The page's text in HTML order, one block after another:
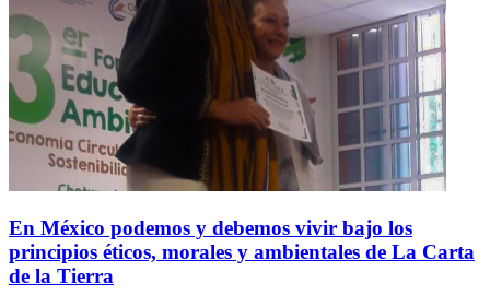
En México podemos y debemos vivir bajo los
principios éticos, morales y ambientales de La Carta
de la Tierra